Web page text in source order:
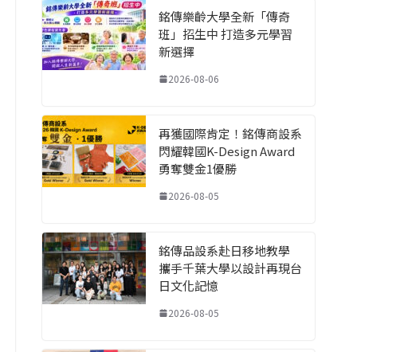
銘傳樂齡大學全新「傳奇
班」招生中 打造多元學習
新選擇
2026-08-06
再獲國際肯定！銘傳商設系
閃耀韓國K-Design Award
勇奪雙金1優勝
2026-08-05
銘傳品設系赴日移地教學
攜手千葉大學以設計再現台
日文化記憶
2026-08-05